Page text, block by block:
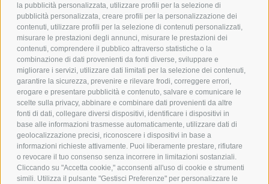
la pubblicità personalizzata, utilizzare profili per la selezione di
pubblicità personalizzata, creare profili per la personalizzazione dei
contenuti, utilizzare profili per la selezione di contenuti personalizzati,
misurare le prestazioni degli annunci, misurare le prestazioni dei
contenuti, comprendere il pubblico attraverso statistiche o la
combinazione di dati provenienti da fonti diverse, sviluppare e
migliorare i servizi, utilizzare dati limitati per la selezione dei contenuti,
garantire la sicurezza, prevenire e rilevare frodi, correggere errori,
erogare e presentare pubblicità e contenuto, salvare e comunicare le
scelte sulla privacy, abbinare e combinare dati provenienti da altre
fonti di dati, collegare diversi dispositivi, identificare i dispositivi in
base alle informazioni trasmesse automaticamente, utilizzare dati di
geolocalizzazione precisi, riconoscere i dispositivi in base a
informazioni richieste attivamente. Puoi liberamente prestare, rifiutare
o revocare il tuo consenso senza incorrere in limitazioni sostanziali.
Cliccando su "Accetta cookie," acconsenti all'uso di cookie e strumenti
simili. Utilizza il pulsante "Gestisci Preferenze" per personalizzare le
PRIVACY POLICY
COOKIE POLICY
PAGAMENTI SICURI
AZIENDA
CHI SIAMO
MARCHI TRATTATI
CONDOMINI